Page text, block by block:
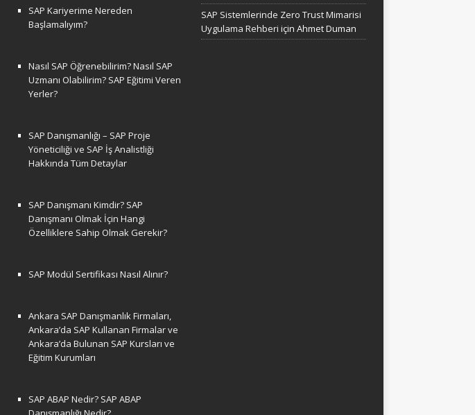
SAP Kariyerime Nereden
Başlamalıyım?
Nasıl SAP Öğrenebilirim? Nasıl SAP
Uzmanı Olabilirim? SAP Eğitimi Veren
Yerler?
SAP Danışmanlığı – SAP Proje
Yöneticiliği ve SAP İş Analistliği
Hakkında Tüm Detaylar
SAP Danışmanı Kimdir? SAP
Danışmanı Olmak İçin Hangi
Özelliklere Sahip Olmak Gerekir?
SAP Modül Sertifikası Nasıl Alınır?
Ankara SAP Danışmanlık Firmaları,
Ankara’da SAP Kullanan Firmalar ve
Ankara’da Bulunan SAP Kursları ve
Eğitim Kurumları
SAP ABAP Nedir? SAP ABAP
SAP Sistemlerinde Zero Trust Mimarisi
Uygulama Rehberi için Ahmet Duman